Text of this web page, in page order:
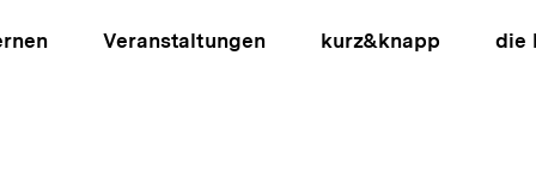
Veranstaltungen kurz&knapp die